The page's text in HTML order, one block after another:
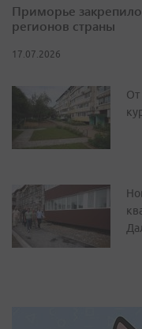
Приморье
регионов страны
17.07.2026
От